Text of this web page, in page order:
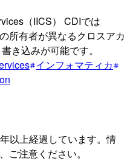
（IICS） CDIでは
所有者が異なるクロスアカ
き込みが可能です。
インフォマティカ
以上経過しています。情
ご注意ください。